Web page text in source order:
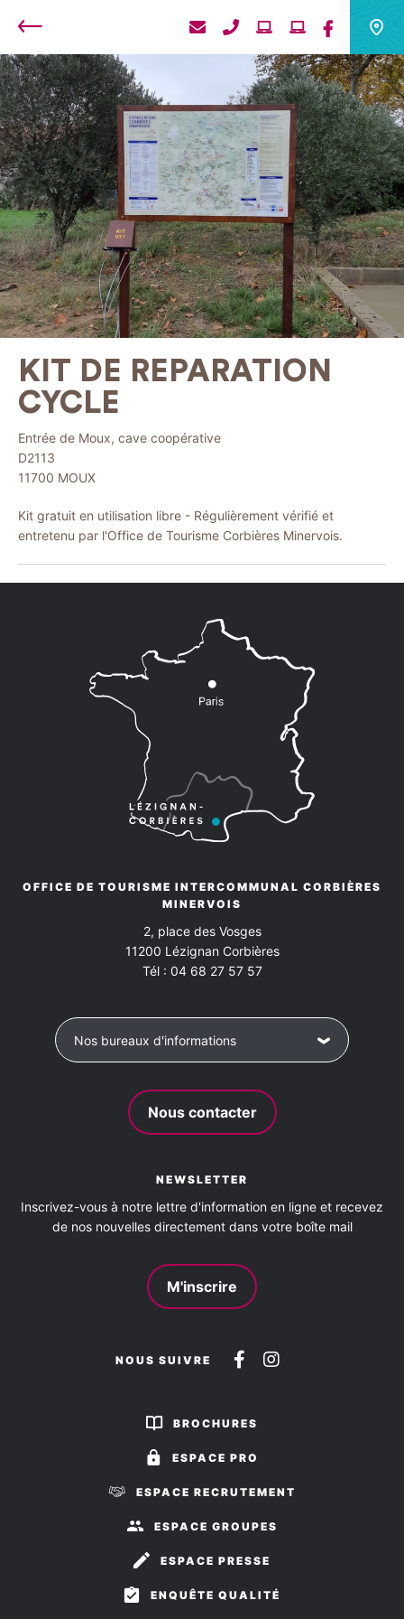
Retour
KIT DE REPARATION
CYCLE
Entrée de Moux, cave coopérative
D2113
11700 MOUX
Kit gratuit en utilisation libre - Régulièrement vérifié et
entretenu par l'Office de Tourisme Corbières Minervois.
OFFICE DE TOURISME INTERCOMMUNAL CORBIÈRES
MINERVOIS
2, place des Vosges
11200 Lézignan Corbières
Tél : 04 68 27 57 57
Nos bureaux d'informations
Nous contacter
NEWSLETTER
Inscrivez-vous à notre lettre d'information en ligne et recevez
de nos nouvelles directement dans votre boîte mail
M'inscrire
NOUS SUIVRE
Suivez-
sur
Suivez-
BROCHURES
ESPACE PRO
ESPACE RECRUTEMENT
ESPACE GROUPES
ESPACE PRESSE
ENQUÊTE QUALITÉ